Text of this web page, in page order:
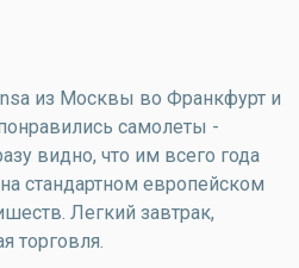
из Москвы во Франкфурт и
самолеты -
видно, что им всего года
стандартном европейском
Легкий завтрак,
торговля.